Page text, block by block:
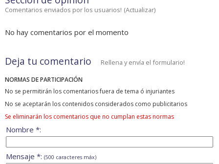
Comentarios enviados por los usuarios! (Actualizar)
No hay comentarios por el momento
Deja tu comentario Rellena y envía el formulario!
NORMAS DE PARTICIPACIÓN
No se permitirán los comentarios fuera de tema ó injuriantes
No se aceptarán los contenidos considerados como publicitarios
Se eliminarán los comentarios que no cumplan estas normas
Nombre *:
Mensaje *: (500 caracteres máx)